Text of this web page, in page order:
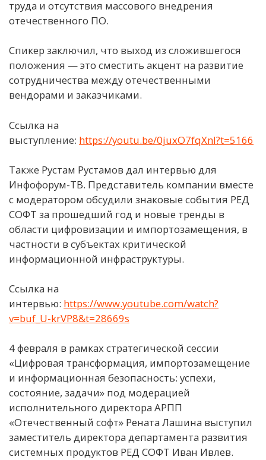
труда и отсутствия массового внедрения
отечественного ПО.
Спикер заключил, что выход из сложившегося
положения — это сместить акцент на развитие
сотрудничества между отечественными
вендорами и заказчиками.
Ссылка на
выступление: https://youtu.be/0juxO7fqXnI?t=5166
Также Рустам Рустамов дал интервью для
Инфофорум-ТВ. Представитель компании вместе
с модератором обсудили знаковые события РЕД
СОФТ за прошедший год и новые тренды в
области цифровизации и импортозамещения, в
частности в субъектах критической
информационной инфраструктуры.
Ссылка на
интервью: https://www.youtube.com/watch?
v=buf_U-krVP8&t=28669s
4 февраля в рамках стратегической сессии
«Цифровая трансформация, импортозамещение
и информационная безопасность: успехи,
состояние, задачи» под модерацией
исполнительного директора АРПП
«Отечественный софт» Рената Лашина выступил
заместитель директора департамента развития
системных продуктов РЕД СОФТ Иван Ивлев.